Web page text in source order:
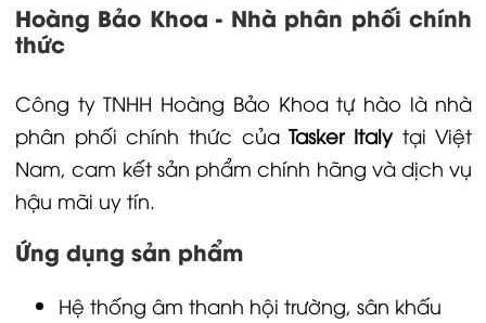
Hoàng Bảo Khoa - Nhà phân phối chính
thức
Công ty TNHH Hoàng Bảo Khoa tự hào là nhà
phân phối chính thức củaTasker Italytại Việt
Nam, cam kết sản phẩm chính hãng và dịch vụ
hậu mãi uy tín.
Ứng dụng sản phẩm
Hệ thống âm thanh hội trường, sân khấu